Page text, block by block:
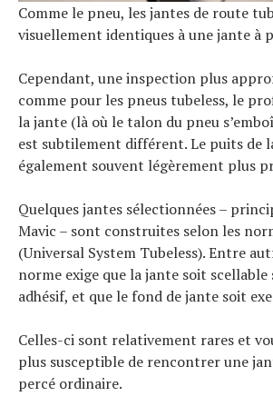
Comme le pneu, les jantes de route
visuellement identiques à une jante à
Cependant, une inspection plus
comme pour les pneus tubeless, le
la jante (là où le talon du pneu
est subtilement différent. Le puits de
également souvent légèrement plus
Quelques jantes sélectionnées –
Mavic – sont construites selon les
(Universal System Tubeless). Entre
norme exige que la jante soit scellable
adhésif, et que le fond de jante soit
Celles-ci sont relativement rares et
plus susceptible de rencontrer une
percé ordinaire.